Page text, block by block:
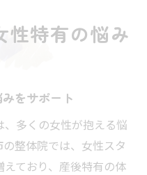
性特有の悩み
をサポート
多くの女性が抱える悩
整体院では、女性スタ
ており、産後特有の体